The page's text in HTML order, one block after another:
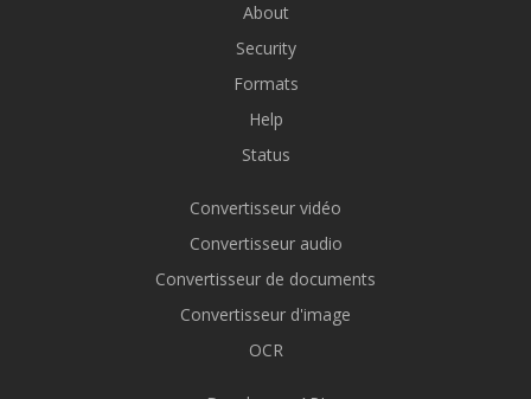
About
Security
Formats
Help
Status
Convertisseur vidéo
Convertisseur audio
Convertisseur de documents
Convertisseur d'image
OCR